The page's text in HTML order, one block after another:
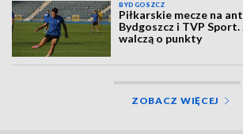
BYDGOSZCZ
Piłkarskie mecze na
Bydgoszcz i TVP
walczą o punkty
ZOBACZ WIĘCEJ